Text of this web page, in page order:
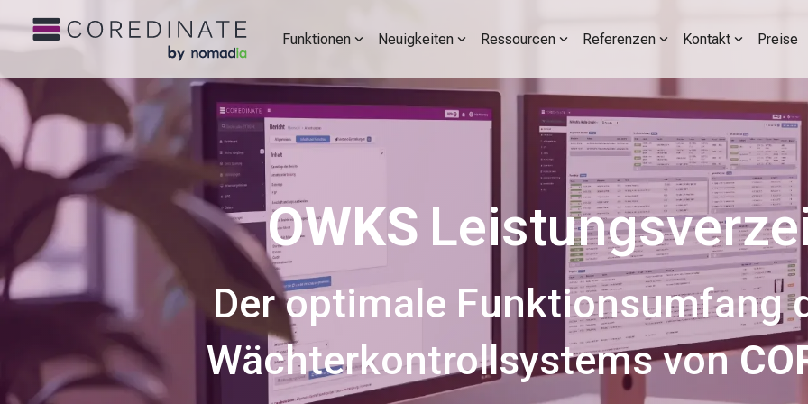
Funktionen Neuigkeiten Ressourcen Referenzen Kontakt Preise
OWKS
Der optimale Funktionsumfang
Wächterkontrollsystems von